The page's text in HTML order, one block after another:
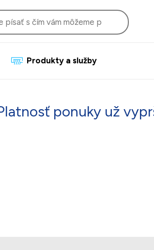
Produkty a služby
ponuky už